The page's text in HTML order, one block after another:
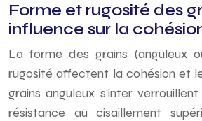
Forme et rugosité des
influence sur la
La forme des grains (anguleux
rugosité affectent la cohésion et
grains anguleux s’inter
résistance au cisaillement